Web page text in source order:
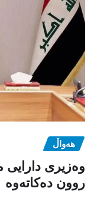
هەواڵ
وەزیری دارایی
روون دەکاتەوە